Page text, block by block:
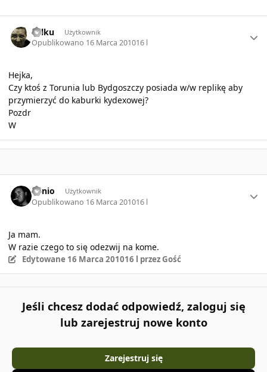
wilku Użytkownik
Opublikowano 16 Marca 201016 l
Hejka,
Czy ktoś z Torunia lub Bydgoszczy posiada w/w replikę aby
przymierzyć do kaburki kydexowej?
Pozdr
W
Kynio Użytkownik
Opublikowano 16 Marca 201016 l
Ja mam.
W razie czego to się odezwij na kome.
Edytowane 16 Marca 201016 l przez Gość
Jeśli chcesz dodać odpowiedź, zaloguj się
lub zarejestruj nowe konto
Zarejestruj się